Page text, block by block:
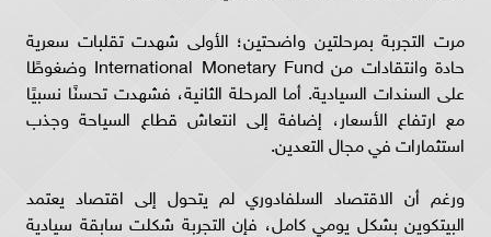
مرت التجربة بمرحلتين واضحتين؛ الأولى شهدت تقلبات سعرية
حادة وانتقادات من International Monetary Fund وضغوطًا
على السندات السيادية. أما المرحلة الثانية، فشهدت تحسنًا نسبيًا
مع ارتفاع الأسعار، إضافة إلى انتعاش قطاع السياحة وجذب
استثمارات في مجال التعدين.
ورغم أن الاقتصاد السلفادوري لم يتحول إلى اقتصاد يعتمد
البيتكوين بشكل يومي كامل، فإن التجربة شكلت سابقة سيادية